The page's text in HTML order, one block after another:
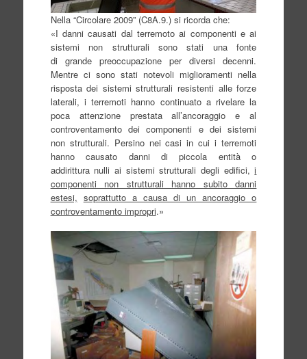
Nella “Circolare 2009” (C8A.9.) si ricorda che:
«I danni causati dal terremoto ai componenti e ai
sistemi non strutturali sono stati una fonte
di grande preoccupazione per diversi decenni.
Mentre ci sono stati notevoli miglioramenti nella
risposta dei sistemi strutturali resistenti alle forze
laterali, i terremoti hanno continuato a rivelare la
poca attenzione prestata all’ancoraggio e al
controventamento dei componenti e dei sistemi
non strutturali. Persino nei casi in cui i terremoti
hanno causato danni di piccola entità o
addirittura nulli ai sistemi strutturali degli edifici,i
componenti non strutturali hanno subito danni
estesi, soprattutto a causa di un ancoraggio o
controventamento impropri.»